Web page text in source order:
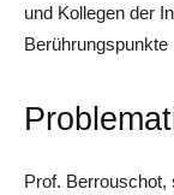
und Kollegen der
Prof. Berrouschot,